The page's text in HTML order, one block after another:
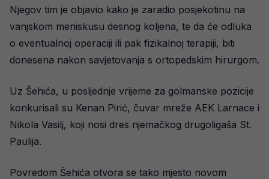
Njegov tim je objavio kako je zaradio posjekotinu na
vanjskom meniskusu desnog koljena, te da će odluka
o eventualnoj operaciji ili pak fizikalnoj terapiji, biti
donesena nakon savjetovanja s ortopedskim hirurgom.
Uz Šehića, u posljednje vrijeme za golmanske pozicije
konkurisali su Kenan Pirić, čuvar mreže AEK Larnace i
Nikola Vasilj, koji nosi dres njemačkog drugoligaša St.
Paulija.
Povredom Šehića otvora se tako mjesto novom